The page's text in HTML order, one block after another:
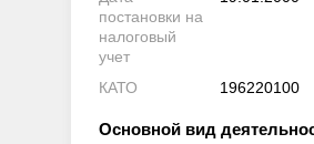
постановки на
налоговый
учет
КАТО 196220100
Основной вид